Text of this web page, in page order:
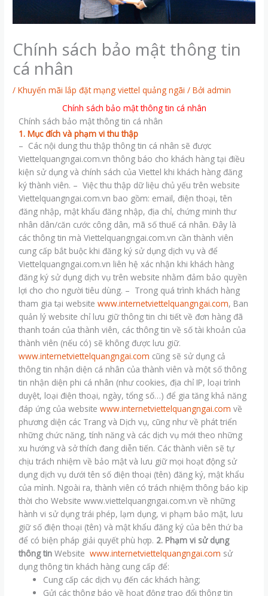
Chính sách bảo mật thông tin
cá nhân
/Khuyến mãi lắp đặt mạng viettel quảng ngãi / Bởiadmin
Chính sách bảo mật thông tin cá nhân
Chính sách bảo mật thông tin cá nhân
1. Mục đích và phạm vi thu thập
– Các nội dung thu thập thông tin cá nhân sẽ được
Viettelquangngai.com.vn thông báo cho khách hàng tại điều
kiện sử dụng và chính sách của Viettel khi khách hàng đăng
ký thành viên. – Việc thu thập dữ liệu chủ yếu trên website
Viettelquangngai.com.vn bao gồm: email, điện thoại, tên
đăng nhập, mật khẩu đăng nhập, địa chỉ, chứng minh thư
nhân dân/căn cước công dân, mã số thuế cá nhân. Đây là
các thông tin mà Viettelquangngai.com.vn cần thành viên
cung cấp bắt buộc khi đăng ký sử dụng dịch vụ và để
Viettelquangngai.com.vn liên hệ xác nhận khi khách hàng
đăng ký sử dụng dịch vụ trên website nhằm đảm bảo quyền
lợi cho cho người tiêu dùng. – Trong quá trình khách hàng
tham gia tại websitewww.internetviettelquangngai.com, Ban
quản lý website chỉ lưu giữ thông tin chi tiết về đơn hàng đã
thanh toán của thành viên, các thông tin về số tài khoản của
thành viên (nếu có) sẽ không được lưu giữ.
www.internetviettelquangngai.com cũng sẽ sử dụng cả
thông tin nhận diện cá nhân của thành viên và một số thông
tin nhận diện phi cá nhân (như cookies, địa chỉ IP, loại trình
duyệt, loại điện thoại, ngày, tổng số…) để gia tăng khả năng
đáp ứng của websitewww.internetviettelquangngai.com về
phương diện các Trang và Dịch vụ, cũng như về phát triển
những chức năng, tính năng và các dịch vụ mới theo những
xu hướng và sở thích đang diễn tiến. Các thành viên sẽ tự
chịu trách nhiệm về bảo mật và lưu giữ mọi hoạt động sử
dụng dịch vụ dưới tên số điện thoại (tên) đăng ký, mật khẩu
của mình. Ngoài ra, thành viên có trách nhiệm thông báo kịp
thời cho Website www.viettelquangngai.com.vn về những
hành vi sử dụng trái phép, lạm dụng, vi phạm bảo mật, lưu
giữ số điện thoại (tên) và mật khẩu đăng ký của bên thứ ba
để có biện pháp giải quyết phù hợp. 2. Phạm vi sử dụng
thông tin Websitewww.internetviettelquangngai.com sử
dụng thông tin khách hàng cung cấp để:
Cung cấp các dịch vụ đến các khách hàng;
Gửi các thông báo về hoạt động trao đổi thông tin